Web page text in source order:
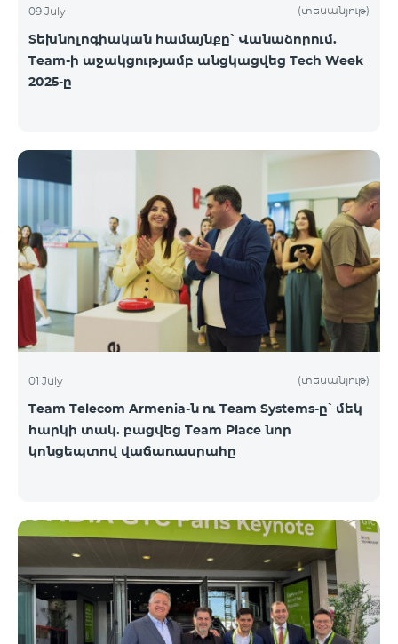
09 July (տեսանյութ)
Տեխնոլոգիական համայնքը՝ Վանաձորում.
Team-ի աջակցությամբ անցկացվեց Tech Week
2025-ը
01 July (տեսանյութ)
Team Telecom Armenia-ն ու Team Systems-ը՝ մեկ
հարկի տակ. բացվեց Team Place նոր
կոնցեպտով վաճառասրահը